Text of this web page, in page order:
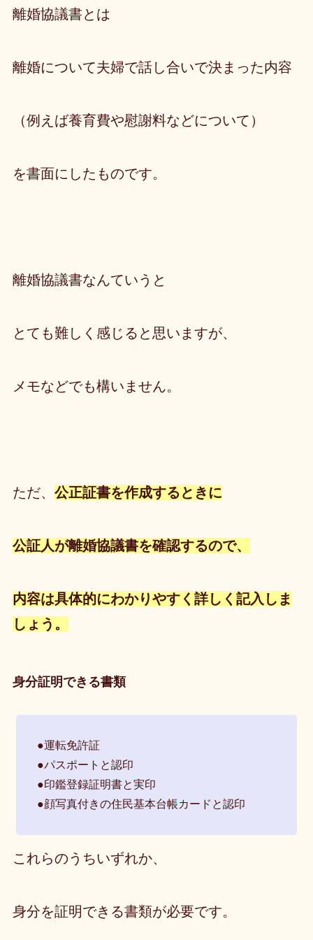
離婚協議書とは
離婚について夫婦で話し合いで決まった内容
（例えば養育費や慰謝料などについて）
を書面にしたものです。
離婚協議書なんていうと
とても難しく感じると思いますが、
メモなどでも構いません。
ただ、 公正証書を作成するときに
公証人が離婚協議書を確認するので、
内容は具体的にわかりやすく詳しく記入しま
しょう。
身分証明できる書類
●運転免許証
●パスポートと認印
●印鑑登録証明書と実印
●顔写真付きの住民基本台帳カードと認印
これらのうちいずれか、
身分を証明できる書類が必要です。